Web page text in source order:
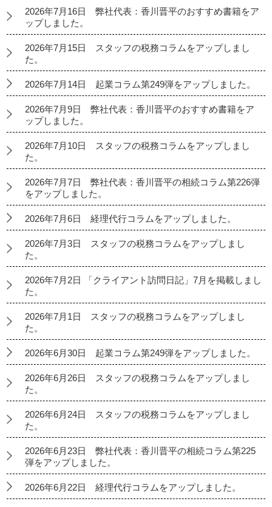
2026年7月16日 弊社代表：香川晋平のおすすめ書籍をア
ップしました。
2026年7月15日 スタッフの税務コラムをアップしまし
た。
2026年7月14日 起業コラム第249弾をアップしました。
2026年7月9日 弊社代表：香川晋平のおすすめ書籍をア
ップしました。
2026年7月10日 スタッフの税務コラムをアップしまし
た。
2026年7月7日 弊社代表：香川晋平の相続コラム第226弾
をアップしました。
2026年7月6日 経理代行コラムをアップしました。
2026年7月3日 スタッフの税務コラムをアップしまし
た。
2026年7月2日 「クライアント訪問日記」7月を掲載しまし
た。
2026年7月1日 スタッフの税務コラムをアップしまし
た。
2026年6月30日 起業コラム第249弾をアップしました。
2026年6月26日 スタッフの税務コラムをアップしまし
た。
2026年6月24日 スタッフの税務コラムをアップしまし
た。
2026年6月23日 弊社代表：香川晋平の相続コラム第225
弾をアップしました。
2026年6月22日 経理代行コラムをアップしました。